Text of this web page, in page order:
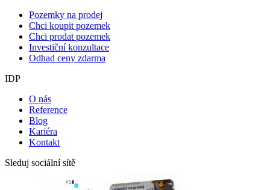
Pozemky na prodej
Chci koupit pozemek
Chci prodat pozemek
Investiční konzultace
Odhad ceny zdarma
IDP
O nás
Reference
Blog
Kariéra
Kontakt
Sleduj sociální sítě